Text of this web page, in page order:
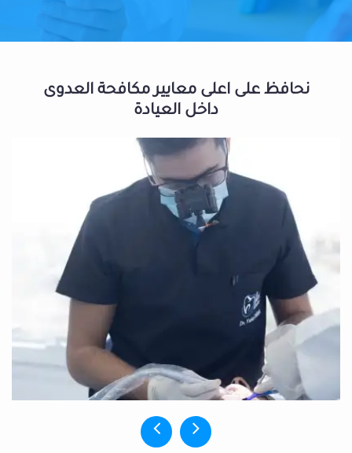
نحافظ على اعلى معايير مكافحة العدوى
داخل العيادة